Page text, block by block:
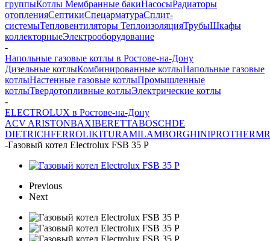
группыКотлы Мембранные бакиНасосыРадиаторы
отопленияСептикиСпецарматураСплит-
системыТепловентиляторы ТеплоизоляцияТрубыШкафы
коллекторныеЭлектрооборудование
-
Напольные газовые котлы в Ростове-на-Дону
Дизельные котлыКомбинированные котлыНапольные газовые
котлыНастенные газовые котлыПромышленные
котлыТвердотопливные котлыЭлектрические котлы
-
ELECTROLUX в Ростове-на-Дону
ACV ARISTONBAXIBERETTABOSCHDE
DIETRICHFERROLIKITURAMILAMBORGHINIPROTHERM
-Газовый котел Electrolux FSB 35 P
Previous
Next